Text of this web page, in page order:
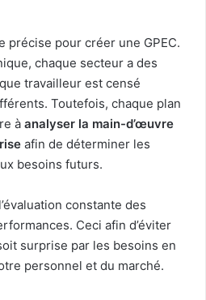
précise pour créer une GPEC.
chaque secteur a des
travailleur est censé
Toutefois, chaque plan
à analyser la main-d’œuvre
afin de déterminer les
besoins futurs.
constante des
Ceci afin d’éviter
surprise par les besoins en
personnel et du marché.